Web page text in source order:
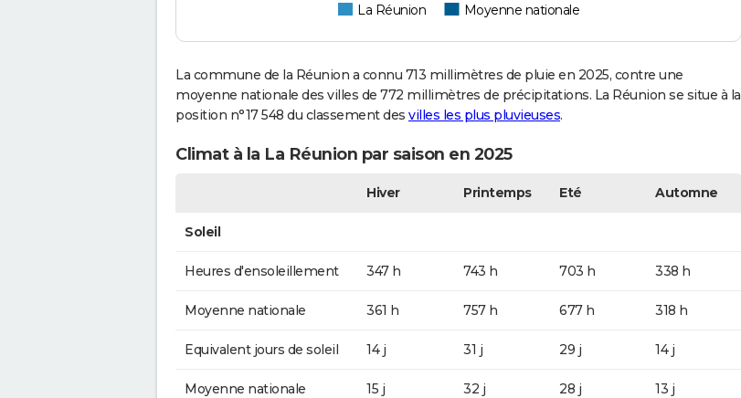
La Réunion Moyenne nationale
La commune de la Réunion a connu 713 millimètres de pluie en 2025, contre une
moyenne nationale des villes de 772 millimètres de précipitations. La Réunion se situe à la
position n°17 548 du classement des villes les plus pluvieuses.
Climat à la La Réunion par saison en 2025
Hiver Printemps Eté Automne
Soleil
Heures d'ensoleillement 347 h 743 h 703 h 338 h
Moyenne nationale 361 h 757 h 677 h 318 h
Equivalent jours de soleil 14 j 31 j 29 j 14 j
Moyenne nationale 15 j 32 j 28 j 13 j